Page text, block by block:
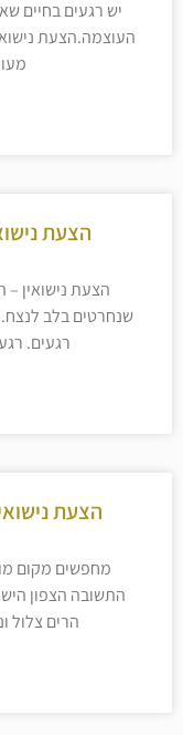
יש רגעים בחיים
העוצמה.הצעת
הצעת
הצעת נישואין
שנחרטים בלב
רגעים.
הצעת
מחפשים מקום
התשובה הצפון
הרים צלול